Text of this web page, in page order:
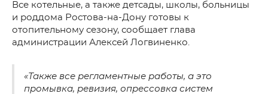
Все котельные, а также детсады, школы, больницы
и роддома Ростова-на-Дону готовы к
отопительному сезону, сообщает глава
администрации Алексей Логвиненко.
«Также все регламентные работы, а это
промывка, ревизия, опрессовка систем